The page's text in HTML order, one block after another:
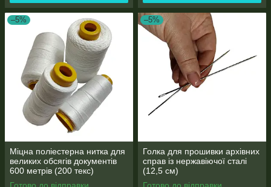
–5%
Міцна поліестерна нитка для
великих обсягів документів
600 метрів (200 текс)
–5%
Голка для прошивки архівних
справ із нержавіючої сталі
(12,5 см)